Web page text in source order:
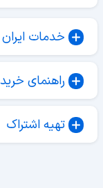
خدمات
راهنمای
تهیه اشتراک